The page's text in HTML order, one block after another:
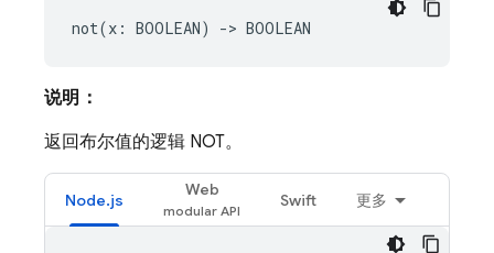
说明：
返回布尔值的逻辑 NOT。
Node.js
Web
Swift 更多